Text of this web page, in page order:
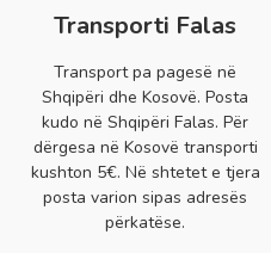
Transporti Falas
Transport pa pagesë në
Shqipëri dhe Kosovë. Posta
kudo në Shqipëri Falas. Për
dërgesa në Kosovë transporti
kushton 5€. Në shtetet e tjera
posta varion sipas adresës
përkatëse.